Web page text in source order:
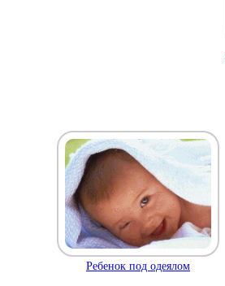
Ребенок под одеялом